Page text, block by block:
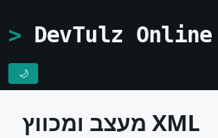
DevTulz Online
🌙
מעצב ומכווץ XML